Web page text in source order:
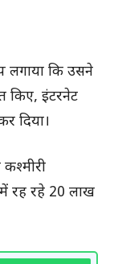
लगाया कि उसने
किए, इंटरनेट
दिया।
रह रहे 20 लाख